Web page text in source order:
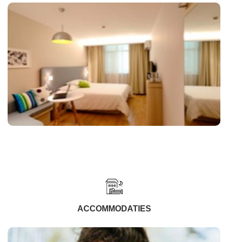
ACCOMMODATIES